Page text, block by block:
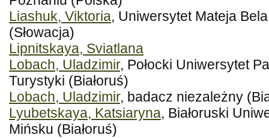
Liashuk, Viktoria, Uniwersytet Mateja
(Słowacja)
Lipnitskaya, Sviatlana
Lobach, Uladzimir, Połocki Uniwersytet
Turystyki (Białoruś)
Lobach, Uladzimir, badacz niezależny
Lyubetskaya, Katsiaryna, Białoruski
Mińsku (Białoruś)